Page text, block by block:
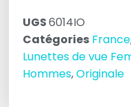
UGS6014IO
Catégories France
Lunettes de vue
Hommes,Originale